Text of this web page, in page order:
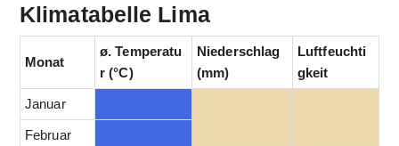
Klimatabelle Lima
Monat
ø. Temperatu
r (°C)
Niederschlag
(mm)
Luftfeuchti
gkeit
Januar
Februar